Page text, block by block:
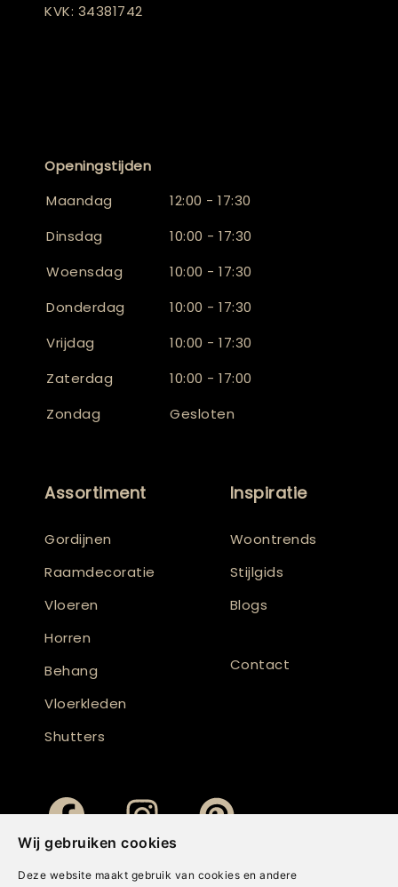
Wij gebruiken cookies
Deze website maakt gebruik van cookies en andere
KVK: 34381742
Openingstijden
Maandag
12:00 - 17:30
Dinsdag
10:00 - 17:30
Woensdag
10:00 - 17:30
Donderdag
10:00 - 17:30
Vrijdag
10:00 - 17:30
Zaterdag
10:00 - 17:00
Zondag
Gesloten
Assortiment
Gordijnen
Raamdecoratie
Vloeren
Horren
Behang
Vloerkleden
Shutters
Inspiratie
Woontrends
Stijlgids
Blogs
Contact